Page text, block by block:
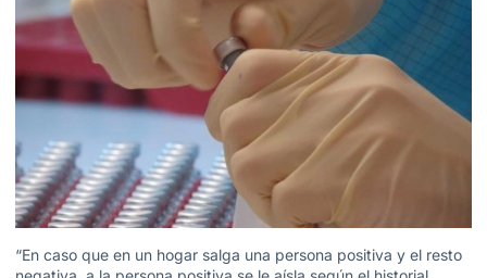
“En caso que en un hogar salga una persona positiva y el resto